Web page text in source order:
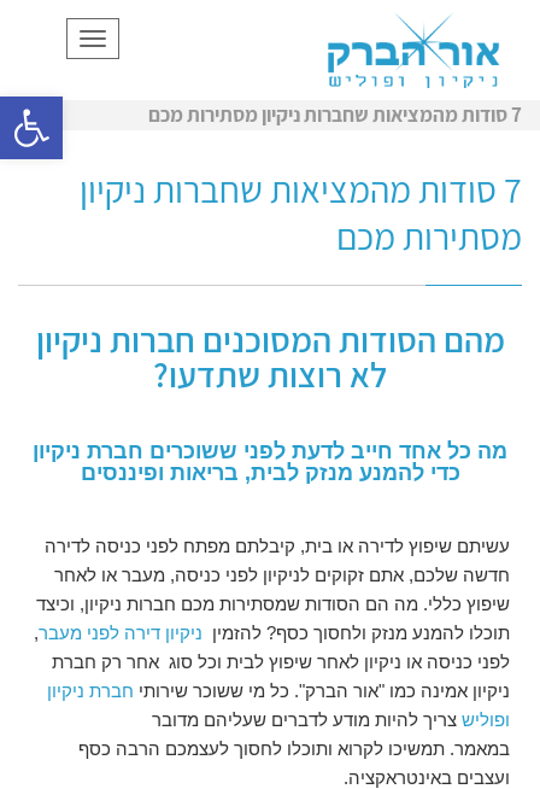
תפריט
7 סודות מהמציאות שחברות ניקיון מסתירות מכם
7 סודות מהמציאות שחברות ניקיון
מסתירות מכם
מהם הסודות המסוכנים חברות ניקיון
לא רוצות שתדעו?
מה כל אחד חייב לדעת לפני ששוכרים חברת ניקיון
כדי להמנע מנזק לבית, בריאות ופיננסים
עשיתם שיפוץ לדירה או בית, קיבלתם מפתח לפני כניסה לדירה
חדשה שלכם, אתם זקוקים לניקיון לפני כניסה, מעבר או לאחר
שיפוץ כללי. מה הם הסודות שמסתירות מכם חברות ניקיון, וכיצד
תוכלו להמנע מנזק ולחסוך כסף? להזמין ניקיון דירה לפני מעבר,
לפני כניסה או ניקיון לאחר שיפוץ לבית וכל סוג אחר רק חברת
ניקיון אמינה כמו "אור הברק". כל מי ששוכר שירותי חברת ניקיון
ופוליש צריך להיות מודע לדברים שעליהם מדובר
במאמר. תמשיכו לקרוא ותוכלו לחסוך לעצמכם הרבה כסף
ועצבים באינטראקציה.
פתח